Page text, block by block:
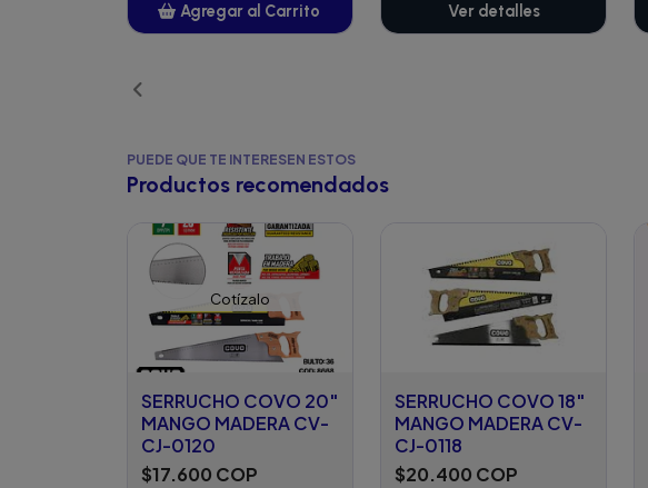
Agregar al Carrito Ver detalles
PUEDE QUE TE INTERESEN ESTOS
Productos recomendados
Cotízalo
SERRUCHO COVO 20"
MANGO MADERA CV-
CJ-0120
$17.600 COP
SERRUCHO COVO 18"
MANGO MADERA CV-
CJ-0118
$20.400 COP